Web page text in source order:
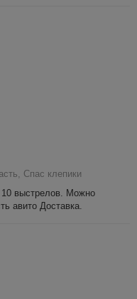
Спас клепики
10 выстрелов. Можно
авито Доставка.